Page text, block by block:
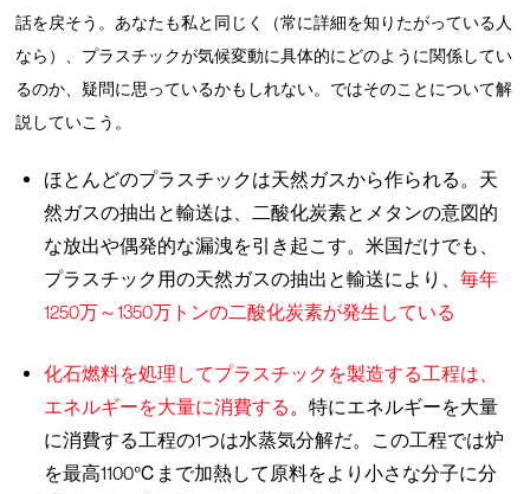
話を戻そう。あなたも私と同じく（常に詳細を知りたがっている人
なら）、プラスチックが気候変動に具体的にどのように関係してい
るのか、疑問に思っているかもしれない。ではそのことについて解
説していこう。
ほとんどのプラスチックは天然ガスから作られる。天
然ガスの抽出と輸送は、二酸化炭素とメタンの意図的
な放出や偶発的な漏洩を引き起こす。米国だけでも、
プラスチック用の天然ガスの抽出と輸送により、毎年
1250万～1350万トンの二酸化炭素が発生している
化石燃料を処理してプラスチックを製造する工程は、
エネルギーを大量に消費する 。特にエネルギーを大量
に消費する工程の1つは水蒸気分解だ。この工程では炉
を最高1100℃まで加熱して原料をより小さな分子に分